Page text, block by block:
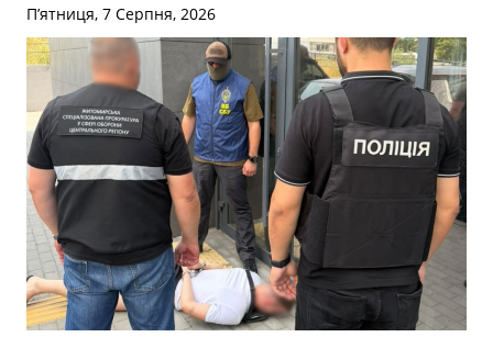
П’ятниця, 7 Серпня, 2026